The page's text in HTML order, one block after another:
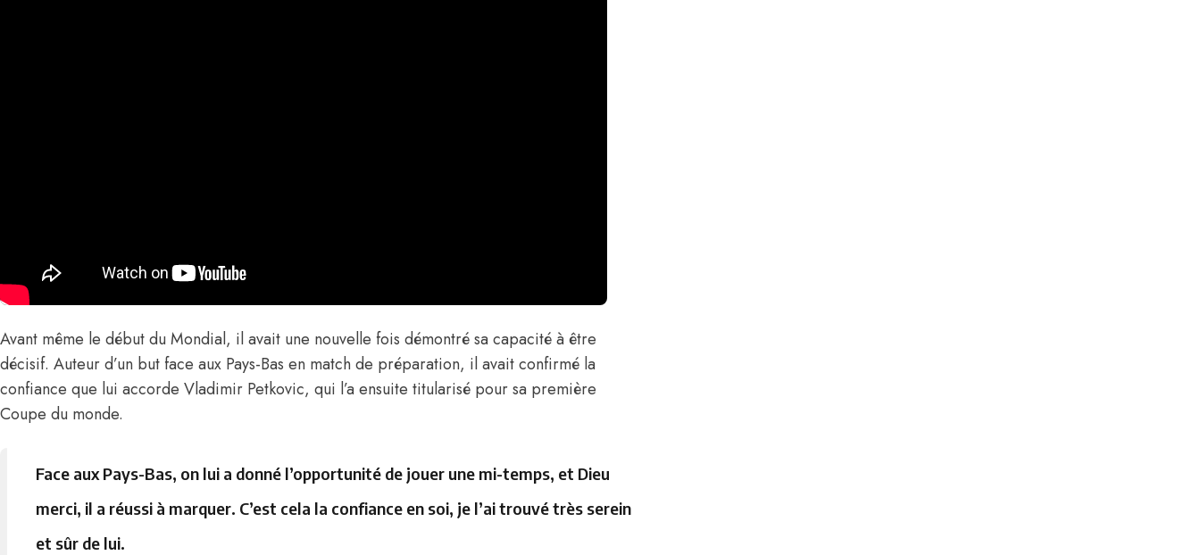
Avant même le début du Mondial, il avait une nouvelle fois démontré sa capacité à être
décisif. Auteur d’un but face aux Pays-Bas en match de préparation, il avait confirmé la
confiance que lui accorde Vladimir Petkovic, qui l’a ensuite titularisé pour sa première
Coupe du monde.
Face aux Pays-Bas, on lui a donné l’opportunité de jouer une mi-temps, et Dieu
merci, il a réussi à marquer. C’est cela la confiance en soi, je l’ai trouvé très serein
et sûr de lui.